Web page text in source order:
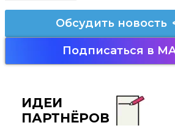
Обсудить новость
Подписаться в
ИДЕИ
ПАРТНЁРОВ